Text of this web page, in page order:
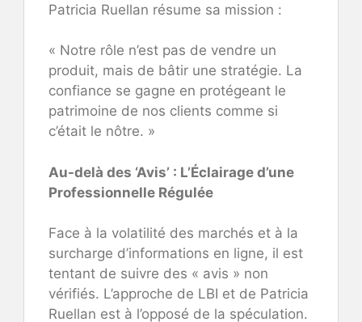
Patricia Ruellan résume sa mission :
« Notre rôle n’est pas de vendre un
produit, mais de bâtir une stratégie. La
confiance se gagne en protégeant le
patrimoine de nos clients comme si
c’était le nôtre. »
Au-delà des ‘Avis’ : L’Éclairage d’une
Professionnelle Régulée
Face à la volatilité des marchés et à la
surcharge d’informations en ligne, il est
tentant de suivre des « avis » non
vérifiés. L’approche de LBI et de Patricia
Ruellan est à l’opposé de la spéculation.